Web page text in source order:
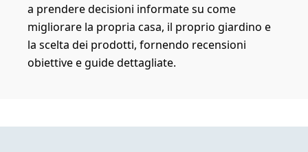
a prendere decisioni informate su come
migliorare la propria casa, il proprio giardino e
la scelta dei prodotti, fornendo recensioni
obiettive e guide dettagliate.